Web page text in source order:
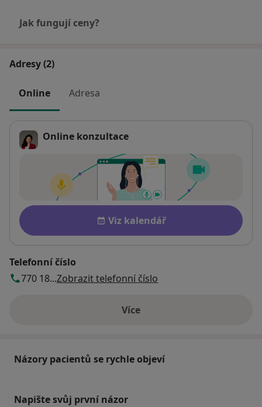
Jak fungují ceny?
Adresy (2)
Online Adresa
Online konzultace
Dostupnost
Viz kalendář
Telefonní číslo
770 18...Zobrazit telefonní číslo
Víceo adrese
Názory pacientů se rychle objeví
Napište svůj první názor